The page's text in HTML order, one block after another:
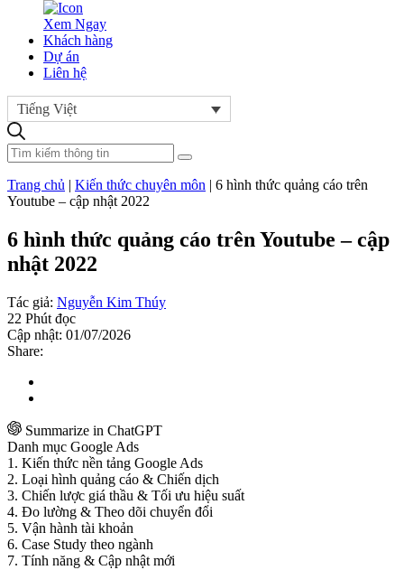
Xem Ngay
Khách hàng
Dự án
Liên hệ
Tiếng Việt
Trang chủ | Kiến thức chuyên môn | 6 hình thức quảng cáo trên
Youtube – cập nhật 2022
6 hình thức quảng cáo trên Youtube – cập
nhật 2022
Tác giả: Nguyễn Kim Thúy
22 Phút đọc
Cập nhật: 01/07/2026
Share:
Summarize in ChatGPT
Danh mục Google Ads
1. Kiến thức nền tảng Google Ads
2. Loại hình quảng cáo & Chiến dịch
3. Chiến lược giá thầu & Tối ưu hiệu suất
4. Đo lường & Theo dõi chuyển đổi
5. Vận hành tài khoản
6. Case Study theo ngành
7. Tính năng & Cập nhật mới